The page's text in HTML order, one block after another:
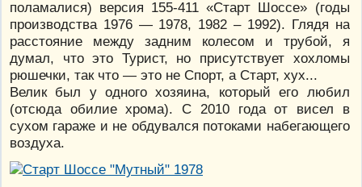
поламалися) версия 155-411 «Старт Шоссе» (годы
производства 1976 — 1978, 1982 – 1992). Глядя на
расстояние между задним колесом и трубой, я
думал, что это Турист, но присутствует хохломы
рюшечки, так что — это не Спорт, а Старт, хух...
Велик был у одного хозяина, который его любил
(отсюда обилие хрома). С 2010 года от висел в
сухом гараже и не обдувался потоками набегающего
воздуха.